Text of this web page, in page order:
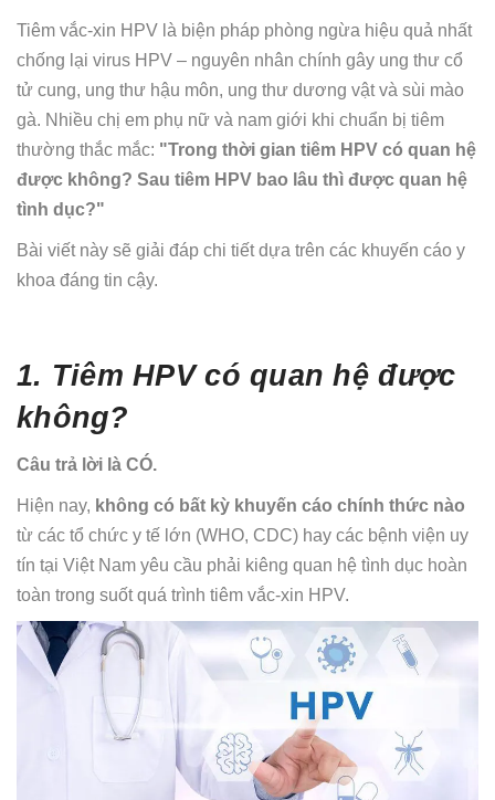
Tiêm vắc-xin HPV là biện pháp phòng ngừa hiệu quả nhất
chống lại virus HPV – nguyên nhân chính gây ung thư cổ
tử cung, ung thư hậu môn, ung thư dương vật và sùi mào
gà. Nhiều chị em phụ nữ và nam giới khi chuẩn bị tiêm
thường thắc mắc: "Trong thời gian tiêm HPV có quan hệ
được không? Sau tiêm HPV bao lâu thì được quan hệ
tình dục?"
Bài viết này sẽ giải đáp chi tiết dựa trên các khuyến cáo y
khoa đáng tin cậy.
1. Tiêm HPV có quan hệ được
không?
Câu trả lời là CÓ.
Hiện nay, không có bất kỳ khuyến cáo chính thức nào
từ các tổ chức y tế lớn (WHO, CDC) hay các bệnh viện uy
tín tại Việt Nam yêu cầu phải kiêng quan hệ tình dục hoàn
toàn trong suốt quá trình tiêm vắc-xin HPV.